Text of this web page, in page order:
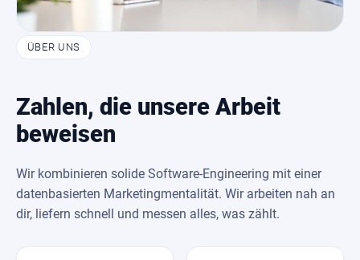
ÜBER UNS
Zahlen, die unsere Arbeit
beweisen
Wir kombinieren solide Software-Engineering mit einer
datenbasierten Marketingmentalität. Wir arbeiten nah an
dir, liefern schnell und messen alles, was zählt.